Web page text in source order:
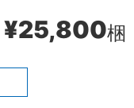
¥25,800梱